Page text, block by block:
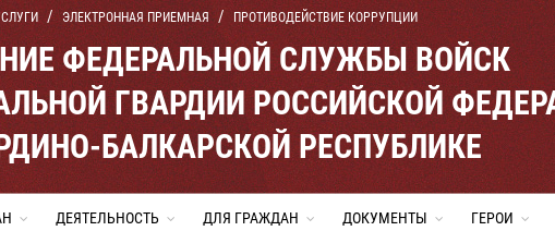
ЭЛЕКТРОННАЯ ПРИЕМНАЯ ПРОТИВОДЕЙСТВИЕ КОРРУПЦИИ
ФЕДЕРАЛЬНОЙ СЛУЖБЫ ВОЙСК
ГВАРДИИ РОССИЙСКОЙ
БАЛКАРСКОЙ РЕСПУБЛИКЕ
ДЕЯТЕЛЬНОСТЬ ДЛЯ ГРАЖДАН ДОКУМЕНТЫ ГЕРОИ